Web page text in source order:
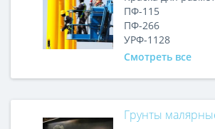
ПФ-115
ПФ-266
УРФ-1128
Смотреть все
Грунты